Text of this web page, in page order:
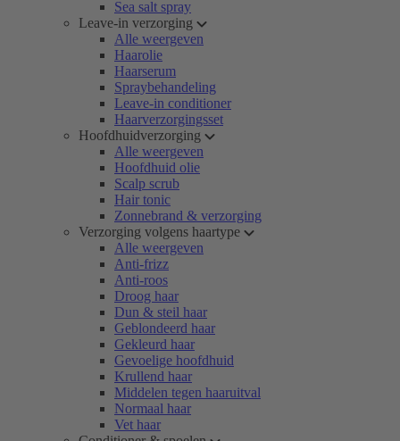
Sea salt spray
Leave-in verzorging
Alle weergeven
Haarolie
Haarserum
Spraybehandeling
Leave-in conditioner
Haarverzorgingsset
Hoofdhuidverzorging
Alle weergeven
Hoofdhuid olie
Scalp scrub
Hair tonic
Zonnebrand & verzorging
Verzorging volgens haartype
Alle weergeven
Anti-frizz
Anti-roos
Droog haar
Dun & steil haar
Geblondeerd haar
Gekleurd haar
Gevoelige hoofdhuid
Krullend haar
Middelen tegen haaruitval
Normaal haar
Vet haar